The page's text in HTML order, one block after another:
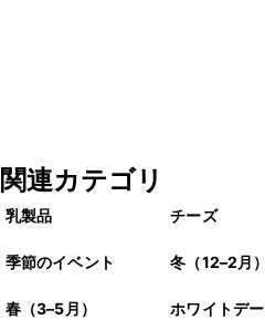
関連カテゴリ
乳製品 チーズ
季節のイベント 冬（12–2月）
春（3–5月）
ホワイトデー